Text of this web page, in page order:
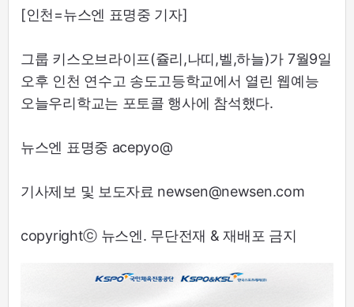
[인천=뉴스엔 표명중 기자]
그룹 키스오브라이프(쥴리,나띠,벨,하늘)가 7월9일
오후 인천 연수고 송도고등학교에서 열린 웹예능
오늘우리학교는 포토콜 행사에 참석했다.
뉴스엔 표명중 acepyo@
기사제보 및 보도자료 newsen@newsen.com
copyrightⓒ 뉴스엔. 무단전재 & 재배포 금지